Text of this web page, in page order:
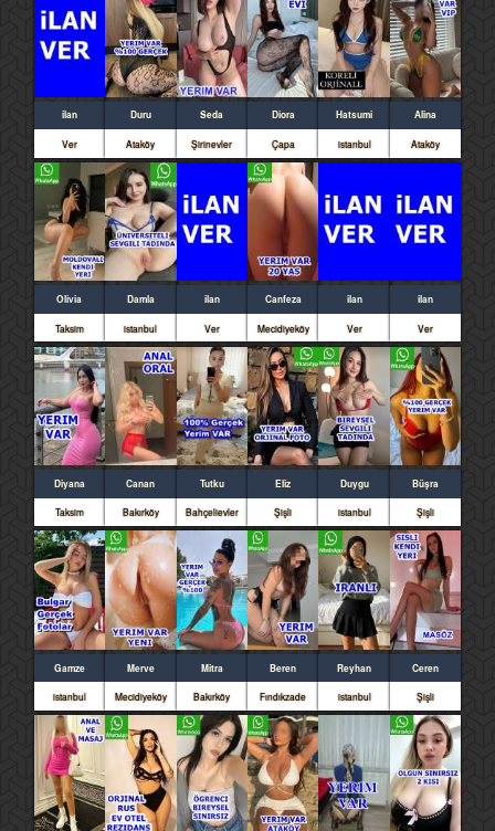
ilan
Ver
Duru
Ataköy
Seda
Şirinevler
Diora
Çapa
Hatsumi
istanbul
Alina
Ataköy
Olivia
Taksim
Damla
istanbul
ilan
Ver
Canfeza
Mecidiyeköy
ilan
Ver
ilan
Ver
Diyana
Taksim
Canan
Bakırköy
Tutku
Bahçelievler
Eliz
Şişli
Duygu
istanbul
Büşra
Şişli
Gamze
istanbul
Merve
Mecidiyeköy
Mitra
Bakırköy
Beren
Fındıkzade
Reyhan
istanbul
Ceren
Şişli